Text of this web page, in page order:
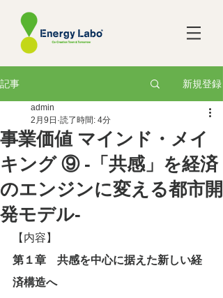
記事 新規登録
事業価値 マインド・メイ
キング ⑨ -「共感」を経済
のエンジンに変える都市開
発モデル-
admin
2月9日 読了時間: 4分
【内容】
第１章　共感を中心に据えた新しい経
済構造へ